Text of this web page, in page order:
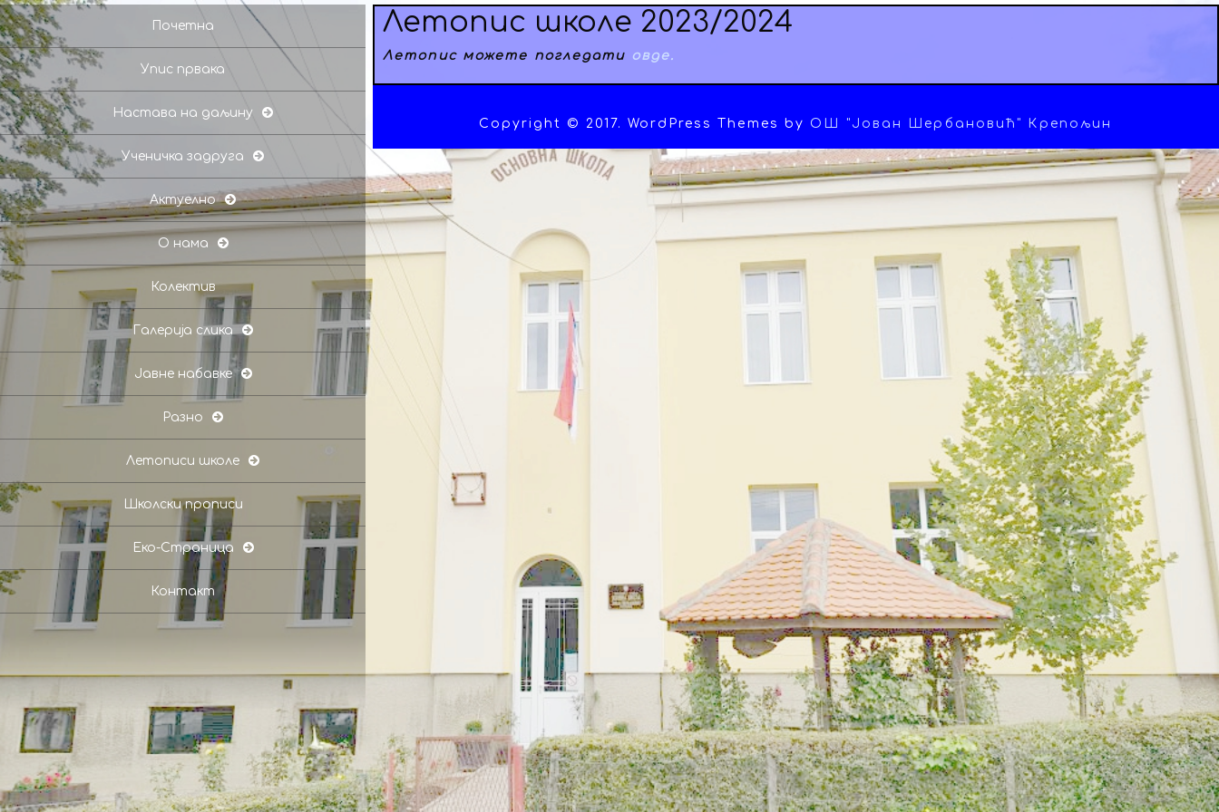
Почетна
Упис првака
Настава на даљину
Ученичка задруга
Актуелно
О нама
Колектив
Галерија слика
Јавне набавке
Разно
Летописи школе
Школски прописи
Еко-Страница
Контакт
Летопис школе 2023/2024
Летопис можете погледати овде.
Copyright © 2017. WordPress Themes by ОШ "Јован Шербановић" Крепољин